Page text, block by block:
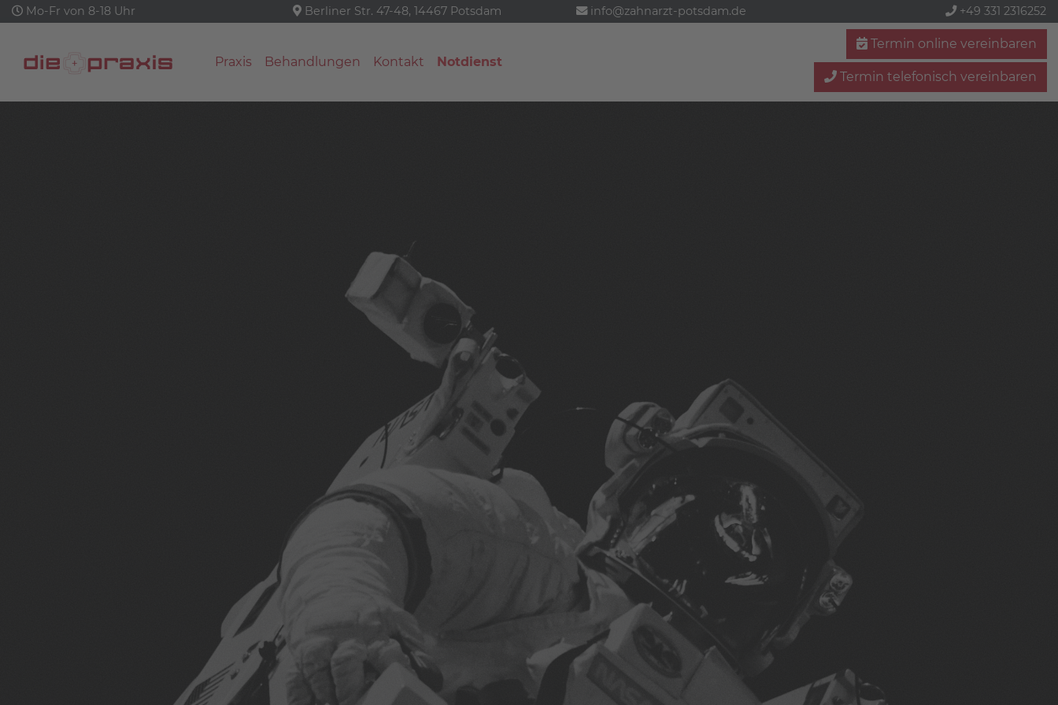
Mo-Fr von 8-18 Uhr Berliner Str. 47-48, 14467 Potsdam info@zahnarzt-potsdam.de +49 331 2316252
Praxis Behandlungen Kontakt Notdienst
Termin online vereinbaren
Termin telefonisch vereinbaren